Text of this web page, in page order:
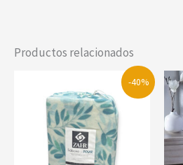
Productos relacionados
-40%